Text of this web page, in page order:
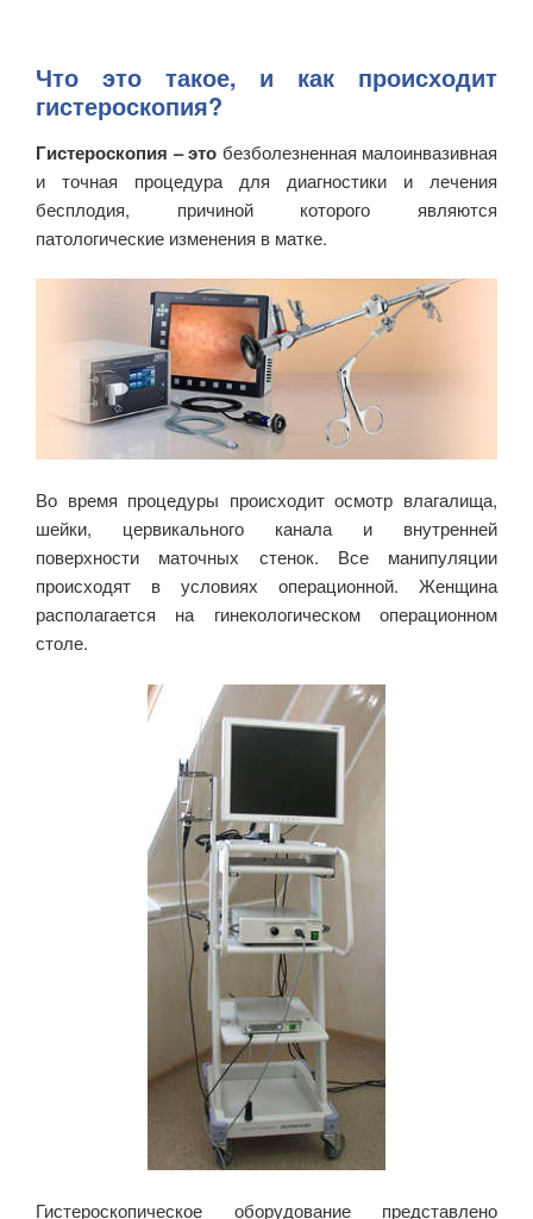
Что это такое, и как происходит
гистероскопия?
Гистероскопия – это безболезненная малоинвазивная
и точная процедура для диагностики и лечения
бесплодия, причиной которого являются
патологические изменения в матке.
Во время процедуры происходит осмотр влагалища,
шейки, цервикального канала и внутренней
поверхности маточных стенок. Все манипуляции
происходят в условиях операционной. Женщина
располагается на гинекологическом операционном
столе.
Гистероскопическое оборудование представлено